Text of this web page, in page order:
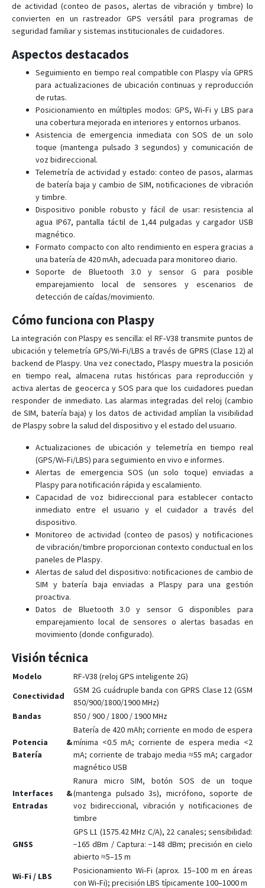
RF-V20
RF-V22
RF-V26
RF-V26+
RF-V28
RF-V30
RF-V32
RF-V34
RF-V36
RF-V40
RF-V42
RF-V43
RF-V44
RF-V45
RF-V46
RF-V47
RF-V48
RF-V49
RF-V6+
RF-V8
RF-V8S
RF-V9
V51
V53
V55
de actividad (conteo de pasos, alertas de vibración y timbre) lo
convierten en un rastreador GPS versátil para programas de
seguridad familiar y sistemas institucionales de cuidadores.
Aspectos destacados
Seguimiento en tiempo real compatible con Plaspy vía GPRS
para actualizaciones de ubicación continuas y reproducción
de rutas.
Posicionamiento en múltiples modos: GPS, Wi‑Fi y LBS para
una cobertura mejorada en interiores y entornos urbanos.
Asistencia de emergencia inmediata con SOS de un solo
toque (mantenga pulsado 3 segundos) y comunicación de
voz bidireccional.
Telemetría de actividad y estado: conteo de pasos, alarmas
de batería baja y cambio de SIM, notificaciones de vibración
y timbre.
Dispositivo ponible robusto y fácil de usar: resistencia al
agua IP67, pantalla táctil de 1,44 pulgadas y cargador USB
magnético.
Formato compacto con alto rendimiento en espera gracias a
una batería de 420 mAh, adecuada para monitoreo diario.
Soporte de Bluetooth 3.0 y sensor G para posible
emparejamiento local de sensores y escenarios de
detección de caídas/movimiento.
Cómo funciona con Plaspy
La integración con Plaspy es sencilla: el RF‑V38 transmite puntos de
ubicación y telemetría GPS/Wi‑Fi/LBS a través de GPRS (Clase 12) al
backend de Plaspy. Una vez conectado, Plaspy muestra la posición
en tiempo real, almacena rutas históricas para reproducción y
activa alertas de geocerca y SOS para que los cuidadores puedan
responder de inmediato. Las alarmas integradas del reloj (cambio
de SIM, batería baja) y los datos de actividad amplían la visibilidad
de Plaspy sobre la salud del dispositivo y el estado del usuario.
Actualizaciones de ubicación y telemetría en tiempo real
(GPS/Wi‑Fi/LBS) para seguimiento en vivo e informes.
Alertas de emergencia SOS (un solo toque) enviadas a
Plaspy para notificación rápida y escalamiento.
Capacidad de voz bidireccional para establecer contacto
inmediato entre el usuario y el cuidador a través del
dispositivo.
Monitoreo de actividad (conteo de pasos) y notificaciones
de vibración/timbre proporcionan contexto conductual en los
paneles de Plaspy.
Alertas de salud del dispositivo: notificaciones de cambio de
SIM y batería baja enviadas a Plaspy para una gestión
proactiva.
Datos de Bluetooth 3.0 y sensor G disponibles para
emparejamiento local de sensores o alertas basadas en
movimiento (donde configurado).
Visión técnica
Modelo
RF‑V38 (reloj GPS inteligente 2G)
Conectividad
GSM 2G cuádruple banda con GPRS Clase 12 (GSM
850/900/1800/1900 MHz)
Bandas
850 / 900 / 1800 / 1900 MHz
Potencia &
Batería
Batería de 420 mAh; corriente en modo de espera
mínima <0.5 mA; corriente de espera media <2
mA; corriente de trabajo media ≈55 mA; cargador
magnético USB
Interfaces &
Entradas
Ranura micro SIM, botón SOS de un toque
(mantenga pulsado 3s), micrófono, soporte de
voz bidireccional, vibración y notificaciones de
timbre
GNSS
GPS L1 (1575.42 MHz C/A), 22 canales; sensibilidad:
−165 dBm / Captura: −148 dBm; precisión en cielo
abierto ≈5–15 m
Wi‑Fi / LBS
Posicionamiento Wi‑Fi (aprox. 15–100 m en áreas
con Wi‑Fi); precisión LBS típicamente 100–1000 m